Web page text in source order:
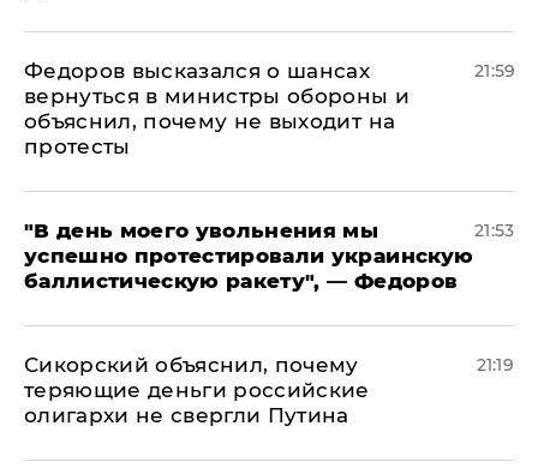
Федоров высказался о шансах
вернуться в министры обороны и
объяснил, почему не выходит на
протесты
21:59
​"В день моего увольнения мы
успешно протестировали украинскую
баллистическую ракету", — Федоров
21:53
Сикорский объяснил, почему
теряющие деньги российские
олигархи не свергли Путина
21:19